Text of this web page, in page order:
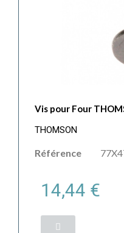
Vis pour Four
THOMSON
Référence
14,44 €